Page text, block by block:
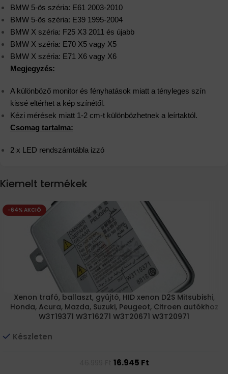
BMW 5-ös széria: E61 2003-2010
BMW 5-ös széria: E39 1995-2004
BMW X széria: F25 X3 2011 és újabb
BMW X széria: E70 X5 vagy X5
BMW X széria: E71 X6 vagy X6
Megjegyzés:
A különböző monitor és fényhatások miatt a tényleges szín
kissé eltérhet a kép színétől.
Kézi mérések miatt 1-2 cm-t különbözhetnek a leírtaktól.
Csomag tartalma:
2 x LED rendszámtábla izzó
Kiemelt termékek
-64% AKCIÓ
Xenon trafó, ballaszt, gyújtó, HID xenon D2S Mitsubishi,
Honda, Acura, Mazda, Suzuki, Peugeot, Citroen autókhoz
W3T19371 W3T16271 W3T20671 W3T20971
Készleten
16.945 Ft